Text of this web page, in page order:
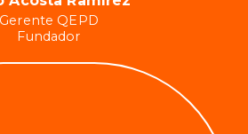
Gerente QEPD
Fundador